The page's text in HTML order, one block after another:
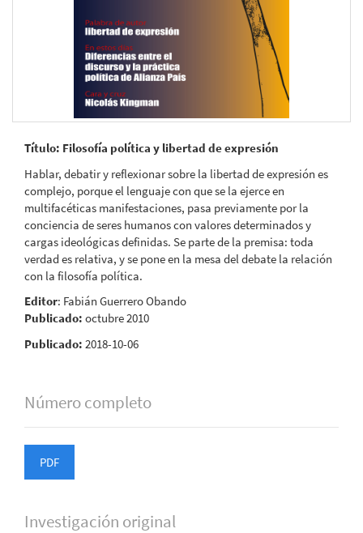
Título: Filosofía política y libertad de expresión
Hablar, debatir y reflexionar sobre la libertad de expresión es
complejo, porque el lenguaje con que se la ejerce en
multifacéticas manifestaciones, pasa previamente por la
conciencia de seres humanos con valores determinados y
cargas ideológicas definidas. Se parte de la premisa: toda
verdad es relativa, y se pone en la mesa del debate la relación
con la filosofía política.
Editor: Fabián Guerrero Obando
Publicado: octubre 2010
Publicado: 2018-10-06
Número completo
PDF
Investigación original